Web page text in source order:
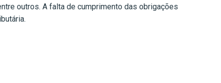
outros. A falta de cumprimento das obrigações